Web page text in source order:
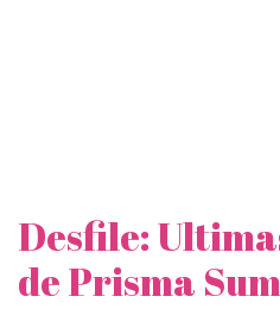
Desfile:
de Prisma